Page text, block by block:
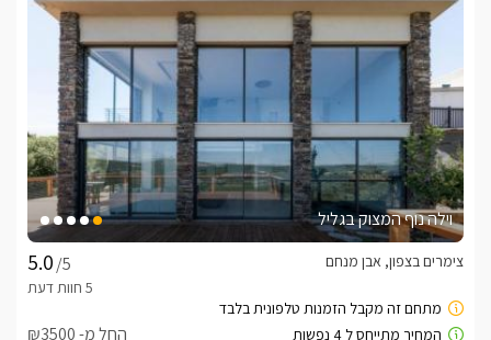
וילה נוף המצוק בגליל
/5
צימרים בצפון, אבן מנחם
החל מ- ₪3500